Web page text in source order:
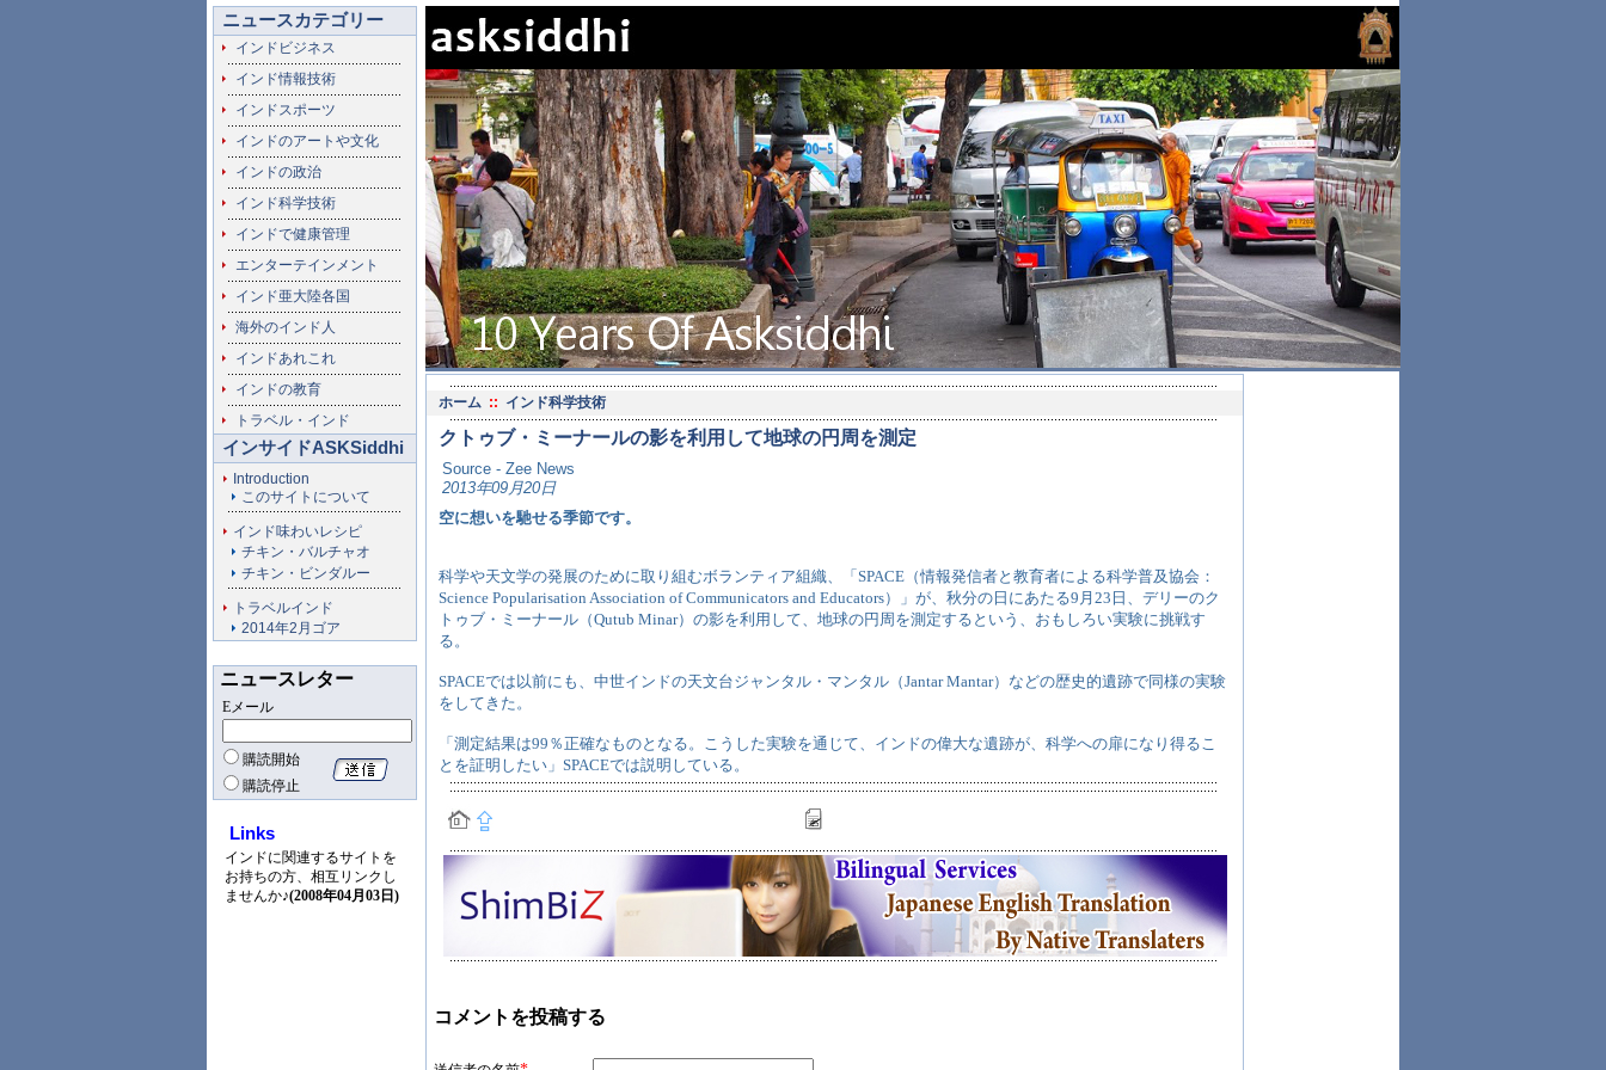
ニュースカテゴリー
インドビジネス
インド情報技術
インドスポーツ
インドのアートや文化
インドの政治
インド科学技術
インドで健康管理
エンターテインメント
インド亜大陸各国
海外のインド人
インドあれこれ
インドの教育
トラベル・インド
インサイドASKSiddhi
Introduction
このサイトについて
インド味わいレシピ
チキン・バルチャオ
チキン・ビンダルー
トラベルインド
2014年2月ゴア
ニュースレター
Eメール
購読開始
購読停止
Links
インドに関連するサイトを
お持ちの方、相互リンクし
ませんか♪(2008年04月03日)
ホーム :: インド科学技術
クトゥブ・ミーナールの影を利用して地球の円周を測定
Source - Zee News
2013年09月20日
空に想いを馳せる季節です。
科学や天文学の発展のために取り組むボランティア組織、「SPACE（情報発信者と教育者による科学普及協会：
Science Popularisation Association of Communicators and Educators）」が、秋分の日にあたる9月23日、デリーのク
トゥブ・ミーナール（Qutub Minar）の影を利用して、地球の円周を測定するという、おもしろい実験に挑戦す
る。
SPACEでは以前にも、中世インドの天文台ジャンタル・マンタル（Jantar Mantar）などの歴史的遺跡で同様の実験
をしてきた。
「測定結果は99％正確なものとなる。こうした実験を通じて、インドの偉大な遺跡が、科学への扉になり得るこ
とを証明したい」SPACEでは説明している。
コメントを投稿する